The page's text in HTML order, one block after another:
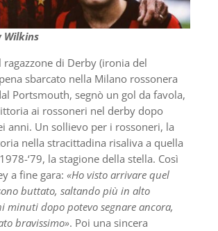
Wilkins
ragazzone di Derby (ironia del
sbarcato nella Milano rossonera
Portsmouth, segnò un gol da favola,
ai rossoneri nel derby dopo
anni. Un sollievo per i rossoneri, la
nella stracittadina risaliva a quella
‘79, la stagione della stella. Così
a fine gara: «Ho visto arrivare quel
buttato, saltando più in alto
minuti dopo potevo segnare ancora,
bravissimo». Poi una sincera